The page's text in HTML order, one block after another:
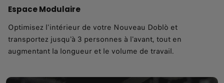
Espace Modulaire
Optimisez l'intérieur de votre Nouveau Doblò et
transportez jusqu'à 3 personnes à l'avant, tout en
augmentant la longueur et le volume de travail.